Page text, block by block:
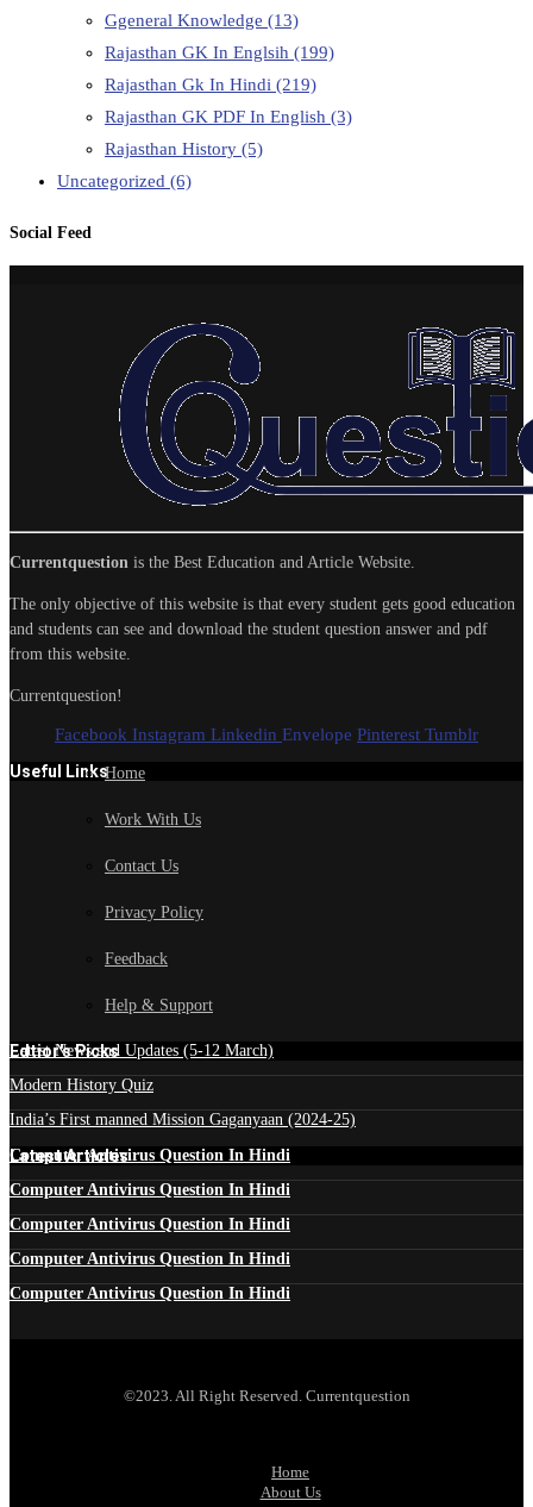
Ggeneral Knowledge (13)
Rajasthan GK In Englsih (199)
Rajasthan Gk In Hindi (219)
Rajasthan GK PDF In English (3)
Rajasthan History (5)
Uncategorized (6)
Social Feed
Currentquestion is the Best Education and Article Website.
The only objective of this website is that every student gets good education
and students can see and download the student question answer and pdf
from this website.
Currentquestion!
Facebook Instagram Linkedin Envelope Pinterest Tumblr
Useful LinksHome
Work With Us
Contact Us
Privacy Policy
Feedback
Help & Support
Edtior's Picks
Latest News and Updates (5-12 March)
Modern History Quiz
India’s First manned Mission Gaganyaan (2024-25)
Latest Articles
Computer Antivirus Question In Hindi
Computer Antivirus Question In Hindi
Computer Antivirus Question In Hindi
Computer Antivirus Question In Hindi
Computer Antivirus Question In Hindi
©2023. All Right Reserved. Currentquestion
Home
About Us